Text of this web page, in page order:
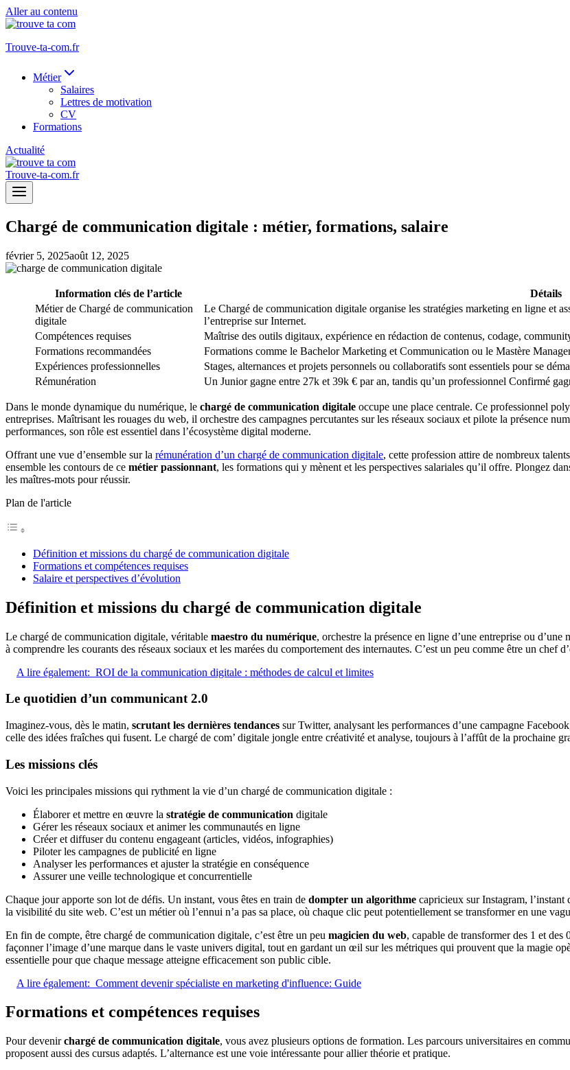
Aller au contenu
Trouve-ta-com.fr
Métier
Salaires
Lettres de motivation
CV
Formations
Actualité
Trouve-ta-com.fr
Chargé de communication digitale : métier, formations, salaire
février 5, 2025août 12, 2025
Information clés de l’article
Détails
Métier de Chargé de communication
digitale
Le Chargé de communication digitale organise les stratégies marketing en ligne et
l’entreprise sur Internet.
Compétences requises
Maîtrise des outils digitaux, expérience en rédaction de contenus, codage,
Formations recommandées
Formations comme le Bachelor Marketing et Communication ou le Mastère
Expériences professionnelles
Stages, alternances et projets personnels ou collaboratifs sont essentiels pour se
Rémunération
Un Junior gagne entre 27k et 39k € par an, tandis qu’un professionnel Confirmé
Dans le monde dynamique du numérique, le chargé de communication digitale occupe une place centrale. Ce professionnel
entreprises. Maîtrisant les rouages du web, il orchestre des campagnes percutantes sur les réseaux sociaux et pilote la présence
performances, son rôle est essentiel dans l’écosystème digital moderne.
Offrant une vue d’ensemble sur la rémunération d’un chargé de communication digitale, cette profession attire de nombreux
ensemble les contours de ce métier passionnant, les formations qui y mènent et les perspectives salariales qu’il offre. Plongez
les maîtres-mots pour réussir.
Plan de l'article
Définition et missions du chargé de communication digitale
Formations et compétences requises
Salaire et perspectives d’évolution
Définition et missions du chargé de communication digitale
Le chargé de communication digitale, véritable maestro du numérique, orchestre la présence en ligne d’une entreprise ou
à comprendre les courants des réseaux sociaux et les marées du comportement des internautes. C’est un peu comme être un
A lire également: ROI de la communication digitale : méthodes de calcul et limites
Le quotidien d’un communicant 2.0
Imaginez-vous, dès le matin, scrutant les dernières tendances sur Twitter, analysant les performances d’une campagne
celle des idées fraîches qui fusent. Le chargé de com’ digitale jongle entre créativité et analyse, toujours à l’affût de la prochaine
Les missions clés
Voici les principales missions qui rythment la vie d’un chargé de communication digitale :
Élaborer et mettre en œuvre la stratégie de communication digitale
Gérer les réseaux sociaux et animer les communautés en ligne
Créer et diffuser du contenu engageant (articles, vidéos, infographies)
Piloter les campagnes de publicité en ligne
Analyser les performances et ajuster la stratégie en conséquence
Assurer une veille technologique et concurrentielle
Chaque jour apporte son lot de défis. Un instant, vous êtes en train de dompter un algorithme capricieux sur Instagram, l’instant
la visibilité du site web. C’est un métier où l’ennui n’a pas sa place, où chaque clic peut potentiellement se transformer en une
En fin de compte, être chargé de communication digitale, c’est être un peu magicien du web, capable de transformer des 1 et
façonner l’image d’une marque dans le vaste univers digital, tout en gardant un œil sur les métriques qui prouvent que la magie
essentielle pour que chaque message atteigne efficacement son public cible.
A lire également: Comment devenir spécialiste en marketing d'influence: Guide
Formations et compétences requises
Pour devenirchargé de communication digitale, vous avez plusieurs options de formation. Les parcours universitaires en
proposent aussi des cursus adaptés. L’alternance est une voie intéressante pour allier théorie et pratique.